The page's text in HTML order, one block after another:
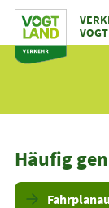
Zum
Inhalt
Häufig